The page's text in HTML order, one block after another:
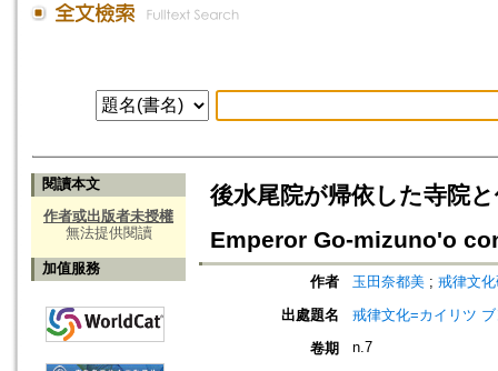
閱讀本文
作者或出版者未授權
無法提供閱讀
加值服務
後水尾院が帰依した寺院
Emperor Go-mizuno'o
作者 玉田奈都美 ; 戒律文
出處題名
戒律文化=カイリツ
卷期
n.7